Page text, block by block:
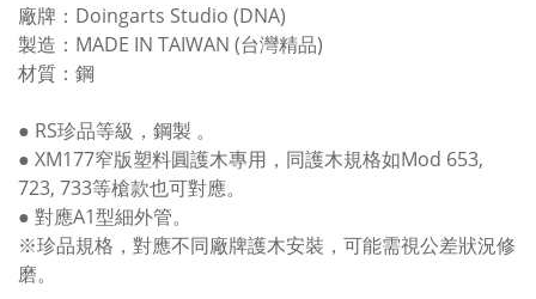
廠牌：Doingarts Studio (DNA)
製造：MADE IN TAIWAN (台灣精品)
材質：鋼
● RS珍品等級，鋼製 。
● XM177窄版塑料圓護木專用，同護木規格如Mod 653,
723, 733等槍款也可對應。
● 對應A1型細外管。
※珍品規格，對應不同廠牌護木安裝，可能需視公差狀況修
磨。